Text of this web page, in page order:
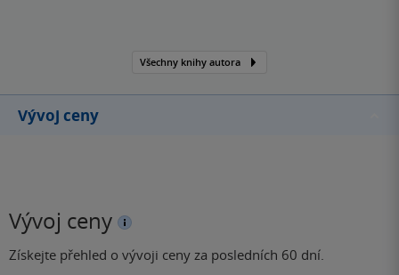
Všechny knihy autora
Vývoj ceny
Vývoj ceny
Získejte přehled o vývoji ceny za posledních 60 dní.